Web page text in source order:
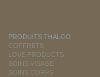
PRODUITS THALGO
COFFRETS
LOVE PRODUCTS
SOINS VISAGE
SOINS CORPS